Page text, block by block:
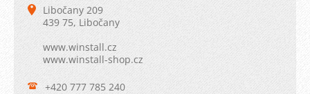
Libočany 209
439 75, Libočany
www.winstall.cz
www.winstall-shop.cz
+420 777 785 240